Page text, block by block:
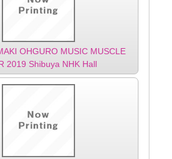
OHGURO MUSIC MUSCLE
2019 Shibuya NHK Hall